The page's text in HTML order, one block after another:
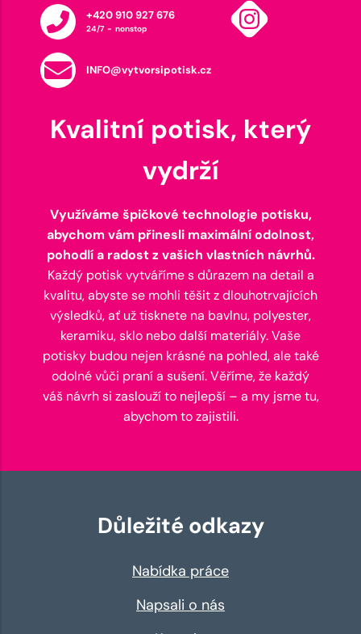
+420 910 927 676
24/7 - nonstop
INFO@vytvorsipotisk.cz
Kvalitní potisk, který
vydrží
Využíváme špičkové technologie potisku,
abychom vám přinesli maximální odolnost,
pohodlí a radost z vašich vlastních návrhů.
Každý potisk vytváříme s důrazem na detail a
kvalitu, abyste se mohli těšit z dlouhotrvajících
výsledků, ať už tisknete na bavlnu, polyester,
keramiku, sklo nebo další materiály. Vaše
potisky budou nejen krásné na pohled, ale také
odolné vůči praní a sušení. Věříme, že každý
váš návrh si zaslouží to nejlepší – a my jsme tu,
abychom to zajistili.
Důležité odkazy
Nabídka práce
Napsali o nás